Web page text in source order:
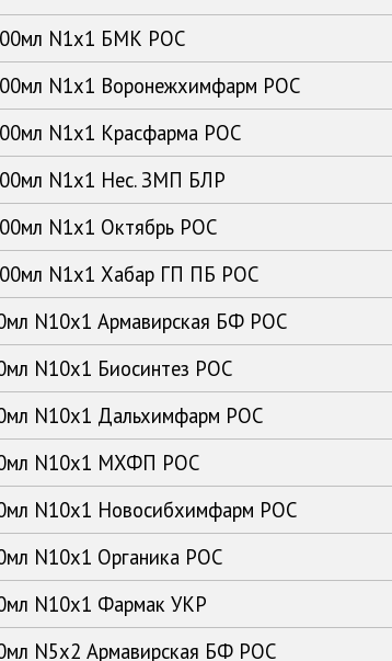
N1x1 БМК РОС
N1x1 Воронежхимфарм РОС
N1x1 Красфарма РОС
N1x1 Нес. ЗМП БЛР
N1x1 Октябрь РОС
N1x1 Хабар ГП ПБ РОС
N10x1 Армавирская БФ РОС
N10x1 Биосинтез РОС
N10x1 Дальхимфарм РОС
N10x1 МХФП РОС
N10x1 Новосибхимфарм РОС
N10x1 Органика РОС
N10x1 Фармак УКР
N5x2 Армавирская БФ РОС